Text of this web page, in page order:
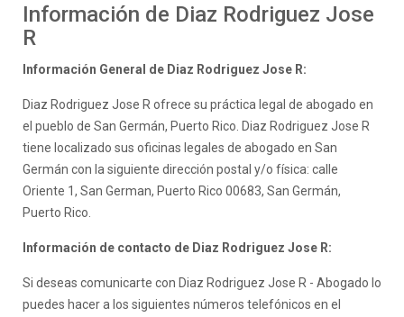
Información de Diaz Rodriguez Jose
R
Información General de Diaz Rodriguez Jose R:
Diaz Rodriguez Jose R ofrece su práctica legal de abogado en
el pueblo de San Germán, Puerto Rico. Diaz Rodriguez Jose R
tiene localizado sus oficinas legales de abogado en San
Germán con la siguiente dirección postal y/o física: calle
Oriente 1, San German, Puerto Rico 00683, San Germán,
Puerto Rico.
Información de contacto de Diaz Rodriguez Jose R:
Si deseas comunicarte con Diaz Rodriguez Jose R - Abogado lo
puedes hacer a los siguientes números telefónicos en el